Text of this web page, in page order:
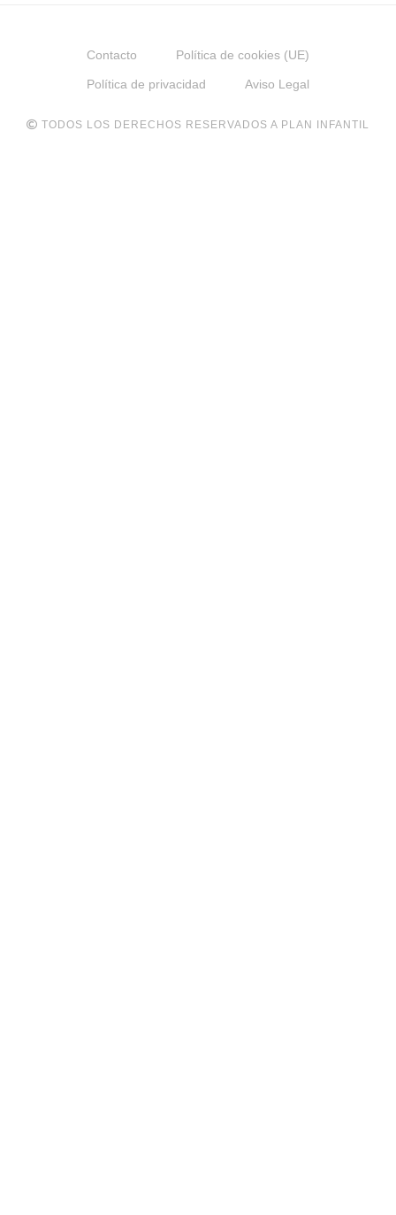
Contacto Política de cookies (UE)
Política de privacidad Aviso Legal
TODOS LOS DERECHOS RESERVADOS A PLAN INFANTIL